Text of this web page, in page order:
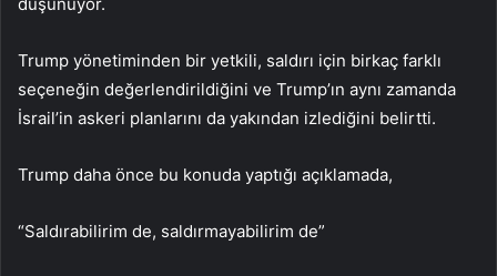
Trump yönetiminden bir yetkili, saldırı için birkaç farklı
seçeneğin değerlendirildiğini ve Trump’ın aynı zamanda
İsrail’in askeri planlarını da yakından izlediğini belirtti.
Trump daha önce bu konuda yaptığı açıklamada,
“Saldırabilirim de, saldırmayabilirim de”